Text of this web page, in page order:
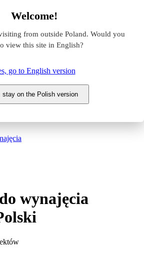
Welcome!
from outside Poland. Would you
view this site in English?
go to English version
stay on the Polish version
wynajęcia